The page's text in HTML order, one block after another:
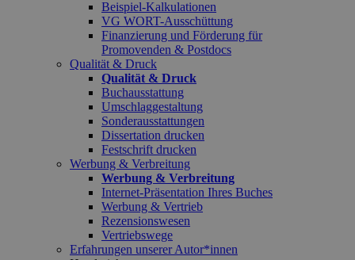
Beispiel-Kalkulationen
VG WORT-Ausschüttung
Finanzierung und Förderung für
Promovenden & Postdocs
Qualität & Druck
Qualität & Druck
Buchausstattung
Umschlaggestaltung
Sonderausstattungen
Dissertation drucken
Festschrift drucken
Werbung & Verbreitung
Werbung & Verbreitung
Internet-Präsentation Ihres Buches
Werbung & Vertrieb
Rezensionswesen
Vertriebswege
Erfahrungen unserer Autor*innen